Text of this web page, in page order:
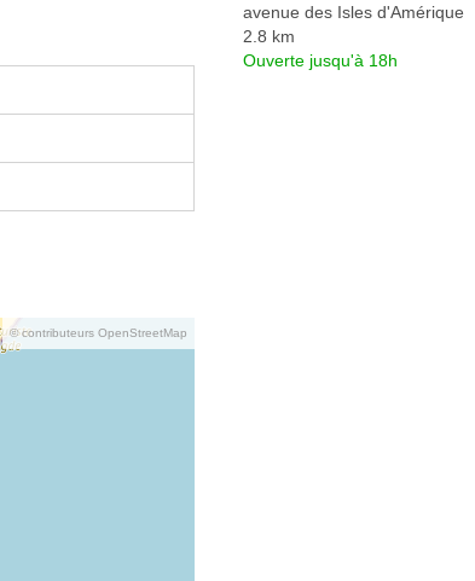
© contributeurs OpenStreetMap
avenue des Isles d'Amérique
2.8 km
Ouverte jusqu'à 18h